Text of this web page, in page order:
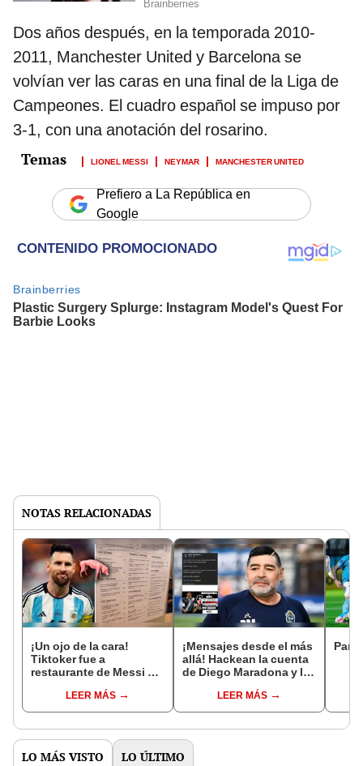
Dos años después, en la temporada 2010-
2011, Manchester United y Barcelona se
volvían ver las caras en una final de la Liga de
Campeones. El cuadro español se impuso por
3-1, con una anotación del rosarino.
LIONEL MESSI NEYMAR MANCHESTER UNITED
Prefiero a La República en
Google
NOTAS RELACIONADAS
¡Un ojo de la cara!
Tiktoker fue a
restaurante de Messi y
elevados precios
LEER MÁS
¡Mensajes desde el más
allá! Hackean la cuenta
de Diego Maradona y las
LEER MÁS
LO MÁS VISTO LO ÚLTIMO